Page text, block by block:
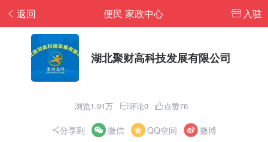
返回 入驻
便民 家政中心
湖北聚财高科技发展有限公司
浏览1.91万 评论0 点赞76
分享到 微信 QQ空间 微博